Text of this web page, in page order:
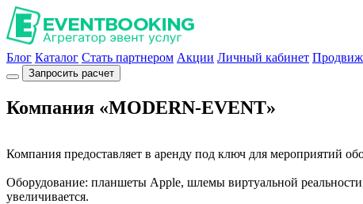
Блог Каталог Стать партнером Акции Личный кабинет
Запросить расчет
Компания «MODERN-EVENT»
Компания предоставляет в аренду под ключ для мероприятий
Оборудование: планшеты Apple, шлемы виртуальной
увеличивается.